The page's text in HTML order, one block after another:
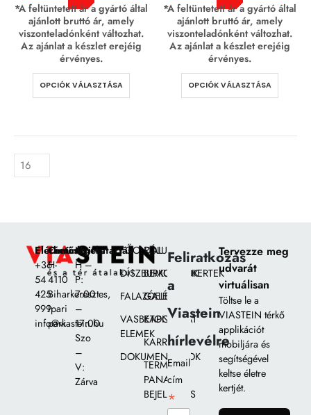
*A feltüntetett ár a gyártó által
ajánlott bruttó ár, amely
viszonteladónként változhat.
Az ajánlat a készlet erejéig
érvényes.
OPCIÓK VÁLASZTÁSA
*A feltüntetett ár a gyártó által
ajánlott bruttó ár, amely
viszonteladónként változhat.
Az ajánlat a készlet erejéig
érvényes.
OPCIÓK VÁLASZTÁSA
Elérhetőségek:
+36
54
425
999
info@viastein.hu
Címünk:
H-
4110
Biharkeresztes,
Ipari
park
Nyitvatartás
H –
P:
7:00
–
17:00
Szo
–
V:
Zárva
FŐOLDAL
DÍSZBURKOLATOK
FALAZÓELEMEK
VASBETON
ELEMEK
DOKUMENTUMOK
RÓLUNK
BEMUTATÓKERTEK
GALÉRIA
KAPCSOLAT
KARRIER
TERMÉK
PANASZ
BEJELENTÉS
Feliratkozás
a
Viastein
hírlevélre
Email
cím
*
Tervezze meg
udvarát
virtuálisan
Töltse le a
VIASTEIN térkő
applikációt
mobiljára és
segítségével
keltse életre
kertjét.